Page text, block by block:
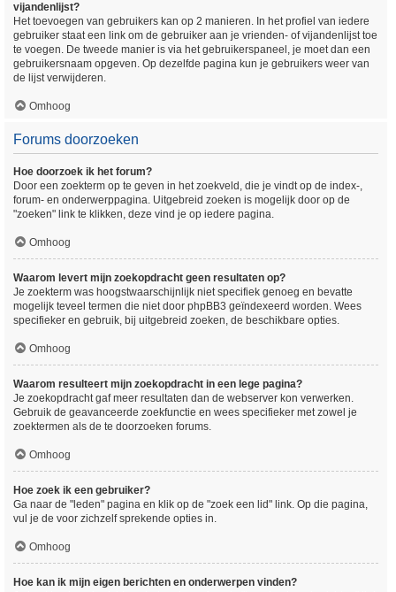
vijandenlijst?
Het toevoegen van gebruikers kan op 2 manieren. In het profiel van iedere
gebruiker staat een link om de gebruiker aan je vrienden- of vijandenlijst toe
te voegen. De tweede manier is via het gebruikerspaneel, je moet dan een
gebruikersnaam opgeven. Op dezelfde pagina kun je gebruikers weer van
de lijst verwijderen.
Omhoog
Forums doorzoeken
Hoe doorzoek ik het forum?
Door een zoekterm op te geven in het zoekveld, die je vindt op de index-,
forum- en onderwerppagina. Uitgebreid zoeken is mogelijk door op de
"zoeken" link te klikken, deze vind je op iedere pagina.
Omhoog
Waarom levert mijn zoekopdracht geen resultaten op?
Je zoekterm was hoogstwaarschijnlijk niet specifiek genoeg en bevatte
mogelijk teveel termen die niet door phpBB3 geïndexeerd worden. Wees
specifieker en gebruik, bij uitgebreid zoeken, de beschikbare opties.
Omhoog
Waarom resulteert mijn zoekopdracht in een lege pagina?
Je zoekopdracht gaf meer resultaten dan de webserver kon verwerken.
Gebruik de geavanceerde zoekfunctie en wees specifieker met zowel je
zoektermen als de te doorzoeken forums.
Omhoog
Hoe zoek ik een gebruiker?
Ga naar de "leden" pagina en klik op de "zoek een lid" link. Op die pagina,
vul je de voor zichzelf sprekende opties in.
Omhoog
Hoe kan ik mijn eigen berichten en onderwerpen vinden?